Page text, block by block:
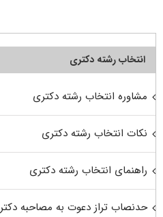
انتخاب رشته دکتری
مشاوره انتخاب رشته دکتری
نکات انتخاب رشته دکتری
راهنمای انتخاب رشته دکتری
حدنصاب تراز دعوت به مصاحبه